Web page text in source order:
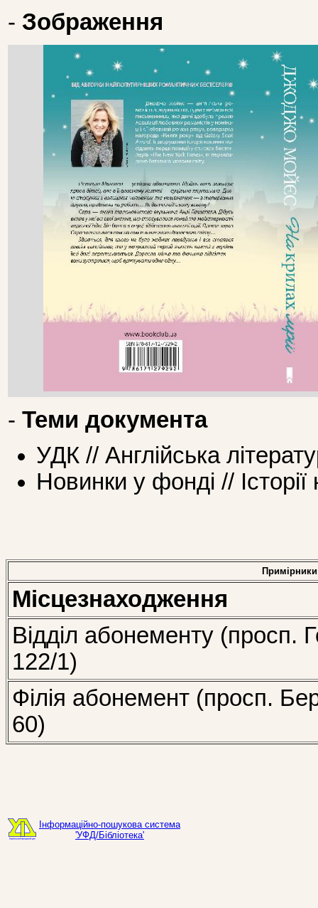
- Зображення
- Теми документа
УДК // Англійська
Новинки у фонді // Історії
Примірники
Місцезнаходження
Відділ абонементу (просп.
122/1)
Філія абонемент (просп.
60)
Інформаційно-пошукова система
'УФД/Бібліотека'